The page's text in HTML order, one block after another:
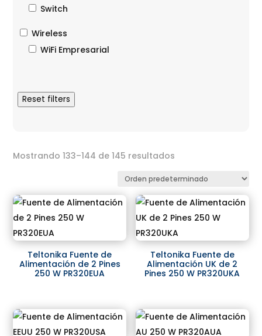
Switch
Wireless
WiFi Empresarial
Reset filters
Mostrando 133–144 de 145 resultados
Teltonika Fuente de
Alimentación de 2 Pines
250 W PR320EUA
Teltonika Fuente de
Alimentación UK de 2
Pines 250 W PR320UKA